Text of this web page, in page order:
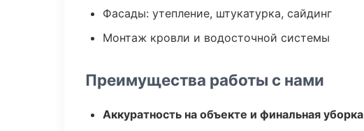
Фасады: утепление, штукатурка, сайдинг
Монтаж кровли и водосточной системы
Преимущества работы с нами
Аккуратность на объекте и финальная уборка